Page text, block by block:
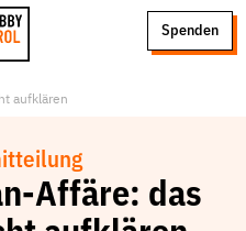
Spenden
aufklären
Affäre: das